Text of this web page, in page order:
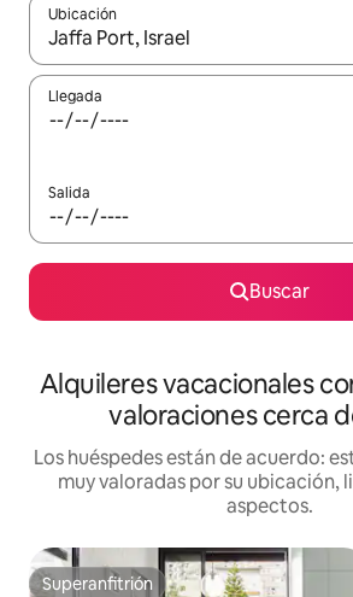
Ubicación
Cuando los resultados estén
Llegada
Salida
Buscar
Alquileres vacacionales
valoraciones cerca
Los huéspedes están de acuerdo:
muy valoradas por su ubicación,
aspectos.
Superanfitrión